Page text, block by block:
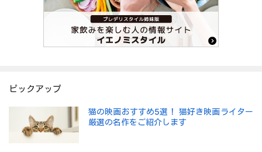
ピックアップ
猫の映画おすすめ5選！ 猫好き映画ライター
厳選の名作をご紹介します